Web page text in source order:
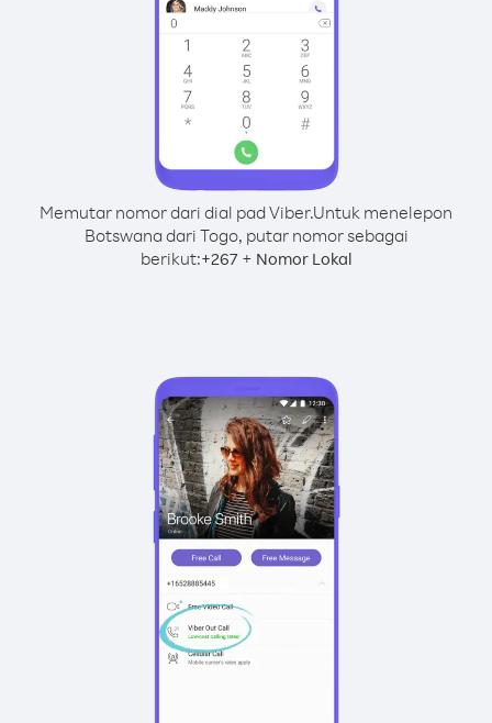
Memutar nomor dari dial pad Viber.Untuk menelepon
Botswana dari Togo, putar nomor sebagai
berikut:+267+ Nomor Lokal